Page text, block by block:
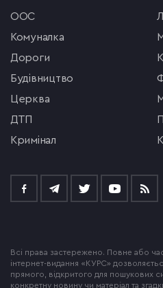
ООС
комуналка
Дороги
будівництво
церква
ДТП
кримінал
Всі права застережено. Повне або
інтернет-видання «КУРС»
прямого, відкритого для пошукових
конкретну новину чи матеріал та